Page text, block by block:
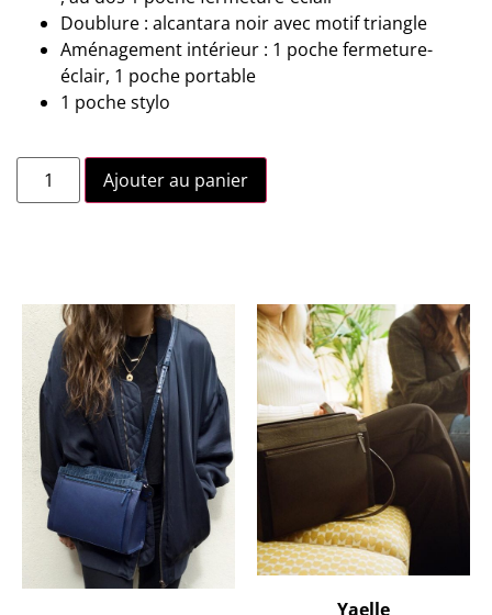
Doublure : alcantara noir avec motif triangle
Aménagement intérieur : 1 poche fermeture-
éclair, 1 poche portable
1 poche stylo
Ajouter au panier
Yaelle